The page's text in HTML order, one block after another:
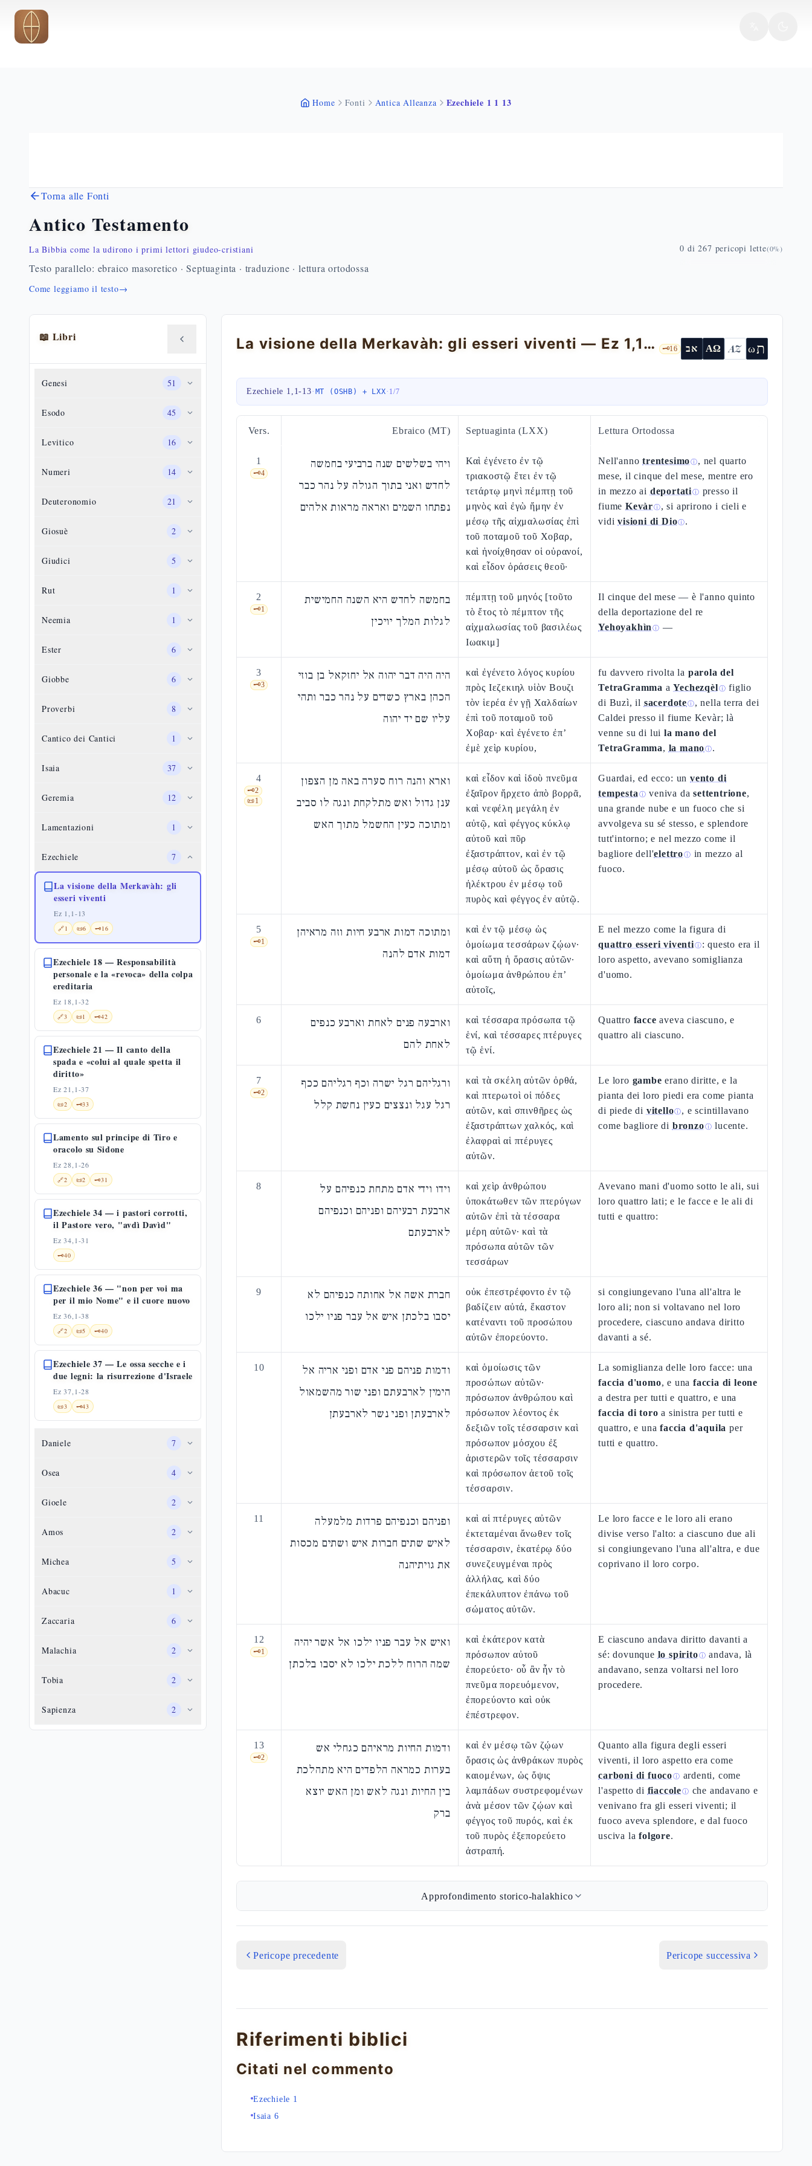
Vai al contenuto principale
Home Fonti Antica Alleanza Ezechiele 1 1 13
Torna alle Fonti
Antico Testamento
La Bibbia come la udirono i primi lettori giudeo-cristiani
Testo parallelo: ebraico masoretico · Septuaginta · traduzione · lettura ortodossa
Come leggiamo il testo→
0 di 267 pericopi lette(0%)
📖 Libri
Genesi 51
Esodo 45
Levitico 16
Numeri 14
Deuteronomio 21
Giosuè 2
Giudici 5
Rut 1
Neemia 1
Ester 6
Giobbe 6
Proverbi 8
Cantico dei Cantici 1
Isaia 37
Geremia 12
Lamentazioni 1
Ezechiele 7
La visione della Merkavàh: gli
esseri viventi
Ez 1,1-13
🔗1 📜6 🗝️16
Ezechiele 18 — Responsabilità
personale e la «revoca» della colpa
ereditaria
Ez 18,1-32
🔗3 📜1 🗝️42
Ezechiele 21 — Il canto della
spada e «colui al quale spetta il
diritto»
Ez 21,1-37
📜2 🗝️33
Lamento sul principe di Tiro e
oracolo su Sidone
Ez 28,1-26
🔗2 📜2 🗝️31
Ezechiele 34 — i pastori corrotti,
il Pastore vero, "avdì Davìd"
Ez 34,1-31
🗝️40
Ezechiele 36 — "non per voi ma
per il mio Nome" e il cuore nuovo
Ez 36,1-38
🔗2 📜5 🗝️40
Ezechiele 37 — Le ossa secche e i
due legni: la risurrezione d'Israele
Ez 37,1-28
📜3 🗝️43
Daniele 7
Osea 4
Gioele 2
Amos 2
Michea 5
Abacuc 1
Zaccaria 6
Malachia 2
Tobia 2
Sapienza 2
La visione della Merkavàh: gli esseri viventi — Ez 1,1-13 🗝️16 אב ΑΩ AZ ωת
Ezechiele 1,1-13· MT (OSHB) + LXX· 1/7
Vers. Ebraico (MT) Septuaginta (LXX) Lettura Ortodossa
1
🗝️4
ויהי בשלשים שנה ברביעי בחמשה
לחדש ואני בתוך הגולה על נהר כבר
נפתחו השמים ואראה מראות אלהים
Καὶ ἐγένετο ἐν τῷ
τριακοστῷ ἔτει ἐν τῷ
τετάρτῳ μηνὶ πέμπτῃ τοῦ
μηνὸς καὶ ἐγὼ ἤμην ἐν
μέσῳ τῆς αἰχμαλωσίας ἐπὶ
τοῦ ποταμοῦ τοῦ Χοβαρ,
καὶ ἠνοίχθησαν οἱ οὐρανοί,
καὶ εἶδον ὁράσεις θεοῦ·
Nell'annotrentesimoⓘ, nel quarto
mese, il cinque del mese, mentre ero
in mezzo ai deportatiⓘ presso il
fiumeKevàrⓘ, si aprirono i cieli e
vidivisioni di Dioⓘ.
2
🗝️1
בחמשה לחדש היא השנה החמישית
לגלות המלך יויכין
πέμπτῃ τοῦ μηνός [τοῦτο
τὸ ἔτος τὸ πέμπτον τῆς
αἰχμαλωσίας τοῦ βασιλέως
Ιωακιμ]
Il cinque del mese — è l'anno quinto
della deportazione del re
Yehoyakhìn ⓘ —
3
🗝️3
היה היה דבר יהוה אל יחזקאל בן בוזי
הכהן בארץ כשדים על נהר כבר ותהי
עליו שם יד יהוה
καὶ ἐγένετο λόγος κυρίου
πρὸς Ιεζεκιηλ υἱὸν Βουζι
τὸν ἱερέα ἐν γῇ Χαλδαίων
ἐπὶ τοῦ ποταμοῦ τοῦ
Χοβαρ· καὶ ἐγένετο ἐπ’
ἐμὲ χεὶρ κυρίου,
fu davvero rivolta la parola del
TetraGramma aYechezqèlⓘ figlio
di Buzì, il sacerdoteⓘ, nella terra dei
Caldei presso il fiume Kevàr; là
venne su di luila mano del
TetraGramma, la manoⓘ.
4
🗝️2
📜1
וארא והנה רוח סערה באה מן הצפון
ענן גדול ואש מתלקחת ונגה לו סביב
ומתוכה כעין החשמל מתוך האש
καὶ εἶδον καὶ ἰδοὺ πνεῦμα
ἐξαῖρον ἤρχετο ἀπὸ βορρᾶ,
καὶ νεφέλη μεγάλη ἐν
αὐτῷ, καὶ φέγγος κύκλῳ
αὐτοῦ καὶ πῦρ
ἐξαστράπτον, καὶ ἐν τῷ
μέσῳ αὐτοῦ ὡς ὅρασις
ἠλέκτρου ἐν μέσῳ τοῦ
πυρὸς καὶ φέγγος ἐν αὐτῷ.
Guardai, ed ecco: unvento di
tempesta ⓘ veniva dasettentrione,
una grande nube e un fuoco che si
avvolgeva su sé stesso, e splendore
tutt'intorno; e nel mezzo come il
bagliore dell'elettroⓘ in mezzo al
fuoco.
5
🗝️1
ומתוכה דמות ארבע חיות וזה מראיהן
דמות אדם להנה
καὶ ἐν τῷ μέσῳ ὡς
ὁμοίωμα τεσσάρων ζῴων·
καὶ αὕτη ἡ ὅρασις αὐτῶν·
ὁμοίωμα ἀνθρώπου ἐπ’
αὐτοῖς,
E nel mezzo come la figura di
quattro esseri viventiⓘ: questo era il
loro aspetto, avevano somiglianza
d'uomo.
6
וארבעה פנים לאחת וארבע כנפים
לאחת להם
καὶ τέσσαρα πρόσωπα τῷ
ἑνί, καὶ τέσσαρες πτέρυγες
τῷ ἑνί.
Quattro facce aveva ciascuno, e
quattro ali ciascuno.
7
🗝️2
ורגליהם רגל ישרה וכף רגליהם ככף
רגל עגל ונצצים כעין נחשת קלל
καὶ τὰ σκέλη αὐτῶν ὀρθά,
καὶ πτερωτοὶ οἱ πόδες
αὐτῶν, καὶ σπινθῆρες ὡς
ἐξαστράπτων χαλκός, καὶ
ἐλαφραὶ αἱ πτέρυγες
αὐτῶν.
Le loro gambe erano diritte, e la
pianta dei loro piedi era come pianta
di piede di vitelloⓘ, e scintillavano
come bagliore di bronzoⓘ lucente.
8
וידו וידי אדם מתחת כנפיהם על
ארבעת רבעיהם ופניהם וכנפיהם
לארבעתם
καὶ χεὶρ ἀνθρώπου
ὑποκάτωθεν τῶν πτερύγων
αὐτῶν ἐπὶ τὰ τέσσαρα
μέρη αὐτῶν· καὶ τὰ
πρόσωπα αὐτῶν τῶν
τεσσάρων
Avevano mani d'uomo sotto le ali, sui
loro quattro lati; e le facce e le ali di
tutti e quattro:
9
חברת אשה אל אחותה כנפיהם לא
יסבו בלכתן איש אל עבר פניו ילכו
οὐκ ἐπεστρέφοντο ἐν τῷ
βαδίζειν αὐτά, ἕκαστον
κατέναντι τοῦ προσώπου
αὐτῶν ἐπορεύοντο.
si congiungevano l'una all'altra le
loro ali; non si voltavano nel loro
procedere, ciascuno andava diritto
davanti a sé.
10
ודמות פניהם פני אדם ופני אריה אל
הימין לארבעתם ופני שור מהשמאול
לארבעתן ופני נשר לארבעתן
καὶ ὁμοίωσις τῶν
προσώπων αὐτῶν·
πρόσωπον ἀνθρώπου καὶ
πρόσωπον λέοντος ἐκ
δεξιῶν τοῖς τέσσαρσιν καὶ
πρόσωπον μόσχου ἐξ
ἀριστερῶν τοῖς τέσσαρσιν
καὶ πρόσωπον ἀετοῦ τοῖς
τέσσαρσιν.
La somiglianza delle loro facce: una
faccia d'uomo, e unafaccia di leone
a destra per tutti e quattro, e una
faccia di toro a sinistra per tutti e
quattro, e unafaccia d'aquila per
tutti e quattro.
11
ופניהם וכנפיהם פרדות מלמעלה
לאיש שתים חברות איש ושתים מכסות
את גויתיהנה
καὶ αἱ πτέρυγες αὐτῶν
ἐκτεταμέναι ἄνωθεν τοῖς
τέσσαρσιν, ἑκατέρῳ δύο
συνεζευγμέναι πρὸς
ἀλλήλας, καὶ δύο
ἐπεκάλυπτον ἐπάνω τοῦ
σώματος αὐτῶν.
Le loro facce e le loro ali erano
divise verso l'alto: a ciascuno due ali
si congiungevano l'una all'altra, e due
coprivano il loro corpo.
12
🗝️1
ואיש אל עבר פניו ילכו אל אשר יהיה
שמה הרוח ללכת ילכו לא יסבו בלכתן
καὶ ἑκάτερον κατὰ
πρόσωπον αὐτοῦ
ἐπορεύετο· οὗ ἂν ἦν τὸ
πνεῦμα πορευόμενον,
ἐπορεύοντο καὶ οὐκ
ἐπέστρεφον.
E ciascuno andava diritto davanti a
sé: dovunque lo spiritoⓘ andava, là
andavano, senza voltarsi nel loro
procedere.
13
🗝️2
ודמות החיות מראיהם כגחלי אש
בערות כמראה הלפדים היא מתהלכת
בין החיות ונגה לאש ומן האש יוצא
ברק
καὶ ἐν μέσῳ τῶν ζῴων
ὅρασις ὡς ἀνθράκων πυρὸς
καιομένων, ὡς ὄψις
λαμπάδων συστρεφομένων
ἀνὰ μέσον τῶν ζῴων καὶ
φέγγος τοῦ πυρός, καὶ ἐκ
τοῦ πυρὸς ἐξεπορεύετο
ἀστραπή.
Quanto alla figura degli esseri
viventi, il loro aspetto era come
carboni di fuocoⓘ ardenti, come
l'aspetto di fiaccoleⓘ che andavano e
venivano fra gli esseri viventi; il
fuoco aveva splendore, e dal fuoco
usciva lafolgore.
Approfondimento storico-halakhico
Pericope precedente Pericope successiva
Riferimenti biblici
Citati nel commento
Ezechiele 1
Isaia 6